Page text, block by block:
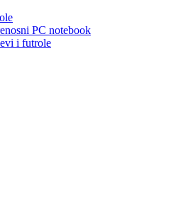
PC notebook
i futrole